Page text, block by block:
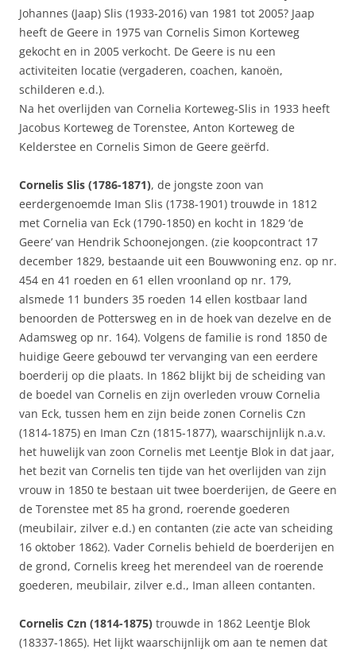
Johannes (Jaap) Slis (1933-2016) van 1981 tot 2005? Jaap
heeft de Geere in 1975 van Cornelis Simon Korteweg
gekocht en in 2005 verkocht. De Geere is nu een
activiteiten locatie (vergaderen, coachen, kanoën,
schilderen e.d.).
Na het overlijden van Cornelia Korteweg-Slis in 1933 heeft
Jacobus Korteweg de Torenstee, Anton Korteweg de
Kelderstee en Cornelis Simon de Geere geërfd.
Cornelis Slis (1786-1871), de jongste zoon van
eerdergenoemde Iman Slis (1738-1901) trouwde in 1812
met Cornelia van Eck (1790-1850) en kocht in 1829 ‘de
Geere’ van Hendrik Schoonejongen. (zie koopcontract 17
december 1829, bestaande uit een Bouwwoning enz. op nr.
454 en 41 roeden en 61 ellen vroonland op nr. 179,
alsmede 11 bunders 35 roeden 14 ellen kostbaar land
benoorden de Pottersweg en in de hoek van dezelve en de
Adamsweg op nr. 164). Volgens de familie is rond 1850 de
huidige Geere gebouwd ter vervanging van een eerdere
boerderij op die plaats. In 1862 blijkt bij de scheiding van
de boedel van Cornelis en zijn overleden vrouw Cornelia
van Eck, tussen hem en zijn beide zonen Cornelis Czn
(1814-1875) en Iman Czn (1815-1877), waarschijnlijk n.a.v.
het huwelijk van zoon Cornelis met Leentje Blok in dat jaar,
het bezit van Cornelis ten tijde van het overlijden van zijn
vrouw in 1850 te bestaan uit twee boerderijen, de Geere en
de Torenstee met 85 ha grond, roerende goederen
(meubilair, zilver e.d.) en contanten (zie acte van scheiding
16 oktober 1862). Vader Cornelis behield de boerderijen en
de grond, Cornelis kreeg het merendeel van de roerende
goederen, meubilair, zilver e.d., Iman alleen contanten.
Cornelis Czn (1814-1875) trouwde in 1862 Leentje Blok
(18337-1865). Het lijkt waarschijnlijk om aan te nemen dat